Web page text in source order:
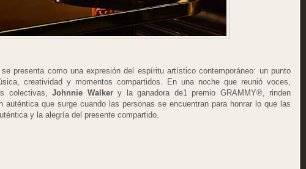
presenta como una expresión del espíritu artístico contemporáneo: un punto
creatividad y momentos compartidos. En una noche que reunió voces,
colectivas, Johnnie Walkery la ganadora de1 premio GRAMMY®, rinden
auténtica que surge cuando las personas se encuentran para honrar lo que las
y la alegría del presente compartido.